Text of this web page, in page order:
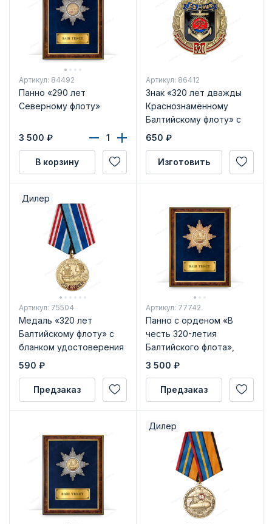
Артикул: 84492
Панно «290 лет
Северному флоту»
3 500 ₽
В корзину
Артикул: 86412
Знак «320 лет дважды
Краснознамённому
Балтийскому флоту» с
бланком удостоверения
650 ₽
Изготовить
Дилер
Артикул: 75504
Медаль «320 лет
Балтийскому флоту» с
бланком удостоверения
590 ₽
Предзаказ
Артикул: 77742
Панно с орденом «В
честь 320-летия
Балтийского флота»,
латунь
3 500 ₽
Предзаказ
Дилер